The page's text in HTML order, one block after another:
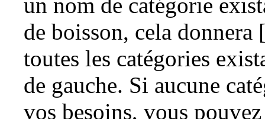
de boisson, cela
toutes les catégories
de gauche. Si aucune
vos besoins, vous